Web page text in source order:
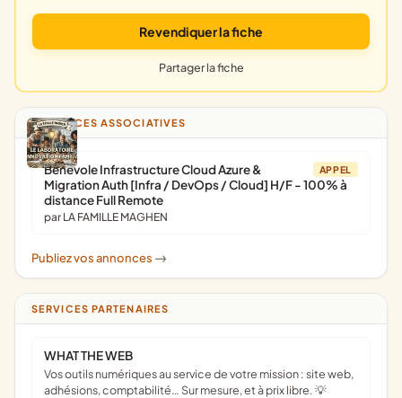
Revendiquer la fiche
Partager la fiche
ANNONCES ASSOCIATIVES
APPEL
Bénévole Infrastructure Cloud Azure &
Migration Auth [Infra / DevOps / Cloud] H/F - 100% à
distance Full Remote
par LA FAMILLE MAGHEN
Publiez vos annonces ->
SERVICES PARTENAIRES
WHAT THE WEB
Vos outils numériques au service de votre mission : site web,
adhésions, comptabilité… Sur mesure, et à prix libre. 💡